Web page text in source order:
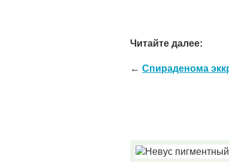
Читайте далее:
← Спираденома